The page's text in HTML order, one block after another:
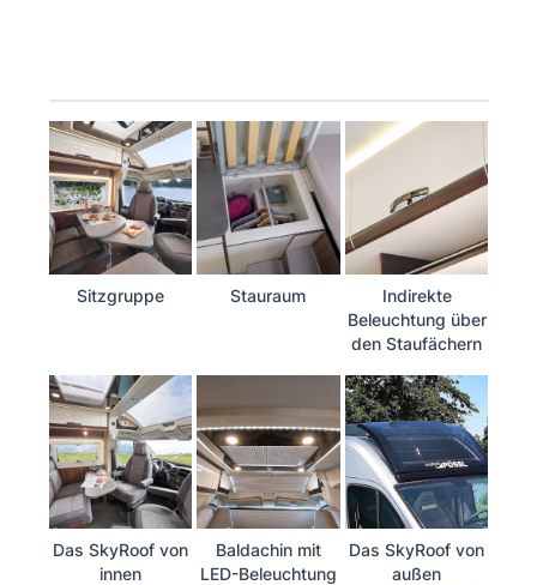
Sitzgruppe Stauraum
Indirekte
Beleuchtung über
den Staufächern
Das SkyRoof von
innen
Baldachin mit
LED-Beleuchtung
Das SkyRoof von
außen